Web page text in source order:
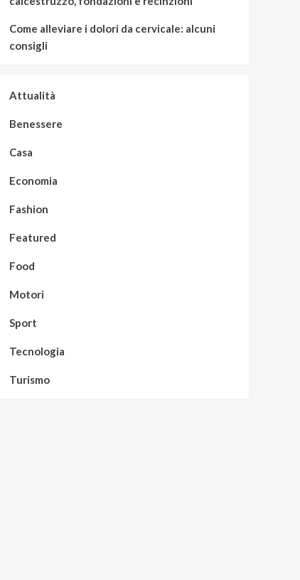
Come alleviare i dolori da cervicale: alcuni
consigli
Attualità
Benessere
Casa
Economia
Fashion
Featured
Food
Motori
Sport
Tecnologia
Turismo